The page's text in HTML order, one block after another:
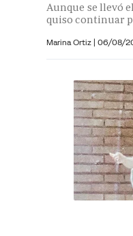
Aunque se llevó
quiso continuar
Marina Ortiz | 06/08/